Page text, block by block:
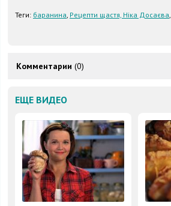
Теги: баранина, Рецепти щастя, Ніка Досаєва,
Комментарии (0)
ЕЩЕ ВИДЕО